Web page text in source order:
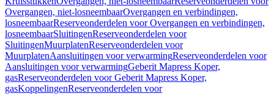
Overgangen, niet-losneembaarOvergangen en verbindingen,
losneembaarReserveonderdelen voor Overgangen en verbindingen,
losneembaarSluitingenReserveonderdelen voor
SluitingenMuurplatenReserveonderdelen voor
MuurplatenAansluitingen voor verwarmingReserveonderdelen voor
Aansluitingen voor verwarmingGeberit Mapress Koper,
gasReserveonderdelen voor Geberit Mapress Koper,
gasKoppelingenReserveonderdelen voor